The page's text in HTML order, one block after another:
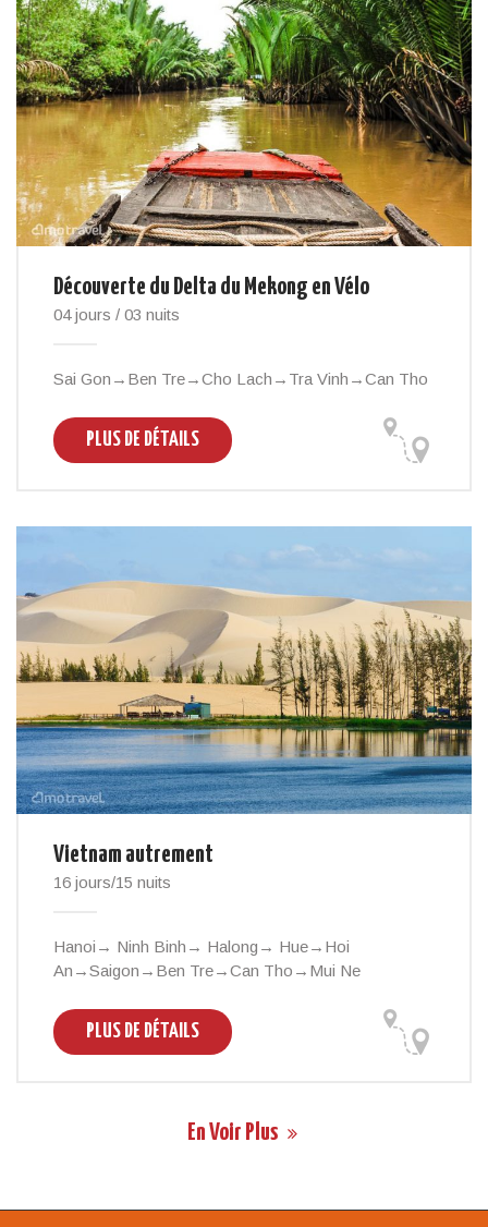
Découverte du Delta du Mekong en Vélo
04 jours / 03 nuits
Sai Gon→Ben Tre→Cho Lach→Tra Vinh→Can Tho
PLUS DE DÉTAILS
Vietnam autrement
16 jours/15 nuits
Hanoi→ Ninh Binh→ Halong→ Hue→Hoi
An→Saigon→Ben Tre→Can Tho→Mui Ne
PLUS DE DÉTAILS
En Voir Plus